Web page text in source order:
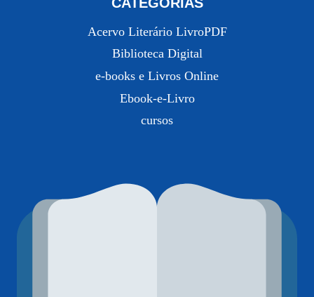
Acervo Literário LivroPDF
Biblioteca Digital
e-books e Livros Online
Ebook-e-Livro
cursos